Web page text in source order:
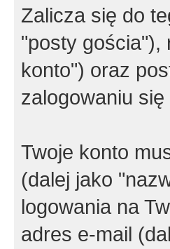
Zalicza się do
"posty gościa"),
konto") oraz
zalogowaniu
Twoje konto
(dalej jako
logowania na
adres e-mail